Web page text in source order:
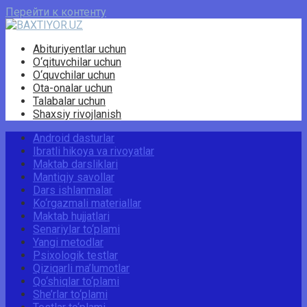
Перейти к контенту
Abituriyentlar uchun
O‘qituvchilar uchun
O‘quvchilar uchun
Ota-onalar uchun
Talabalar uchun
Shaxsiy rivojlanish
Android dasturlar
Ibratli hikoya va rivoyatlar
Maktab darsliklari
Mantiqiy savollar
Dars ishlanmalar
Ko‘rgazmali materiallar
Maktab hujjatlari
Senariylar to‘plami
Yangi metodlar
Psixologik testlar
Qiziqarli ma’lumotlar
Qo‘shiqlar to‘plami
She’rlar to‘plami